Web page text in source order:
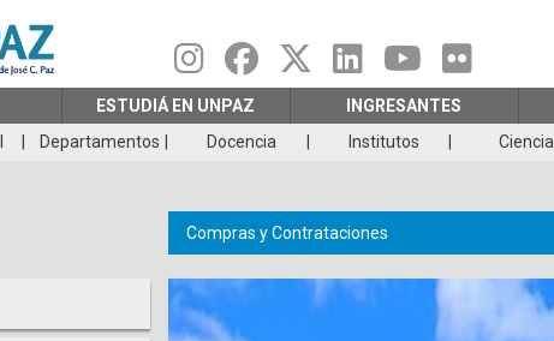
ESTUDIÁ EN UNPAZ INGRESANTES
Departamentos Docencia Institutos Ciencia
Compras y Contrataciones